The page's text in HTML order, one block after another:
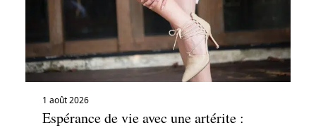
1 août 2026
Espérance de vie avec une artérite :